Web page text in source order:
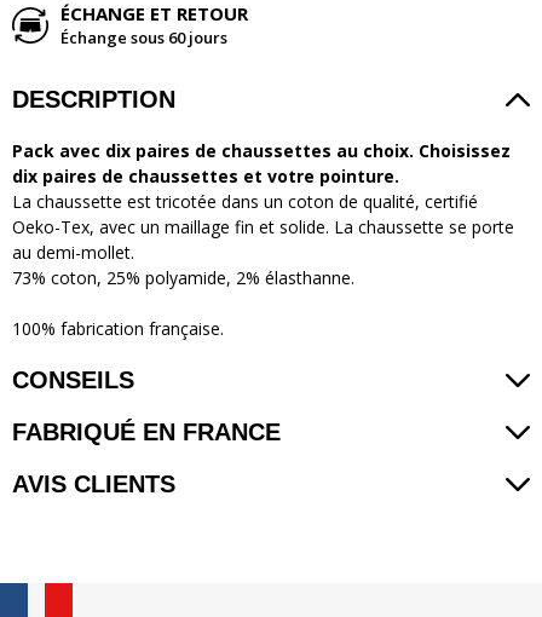
ÉCHANGE ET RETOUR
Échange sous 60 jours
DESCRIPTION
Pack avec dix paires de chaussettes au choix. Choisissez
dix paires de chaussettes et votre pointure.
La chaussette est tricotée dans un coton de qualité, certifié
Oeko-Tex, avec un maillage fin et solide. La chaussette se porte
au demi-mollet.
73% coton, 25% polyamide, 2% élasthanne.
100% fabrication française.
CONSEILS
FABRIQUÉ EN FRANCE
AVIS CLIENTS